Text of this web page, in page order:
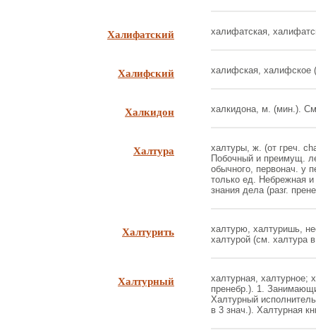
Халифатский халифатская,
Халифский халифская, халифское
Халкидон халкидона, м. (мин.).
Халтура
халтуры, ж. (от греч.
Побочный и преимущ.
обычного, первонач. у
только ед. Небрежная и
знания дела (разг.
Халтурить
халтурю, халтуришь,
халтурой (см. халтура
Халтурный
халтурная, халтурное;
пренебр.). 1.
Халтурный
в 3 знач.). Халтурная